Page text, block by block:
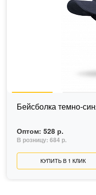
Бейсболка темно-
Оптом: 528 р.
В розницу: 684 р.
КУПИТЬ В 1 КЛИК